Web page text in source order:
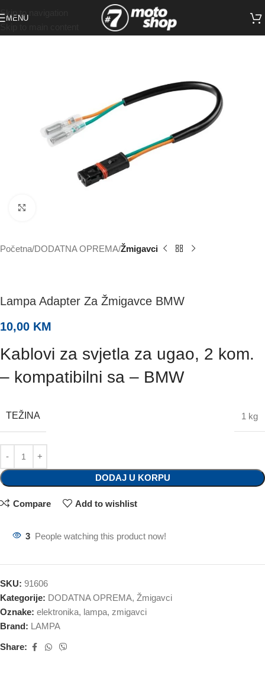
Skip to navigation
MENU
Početna DODATNA OPREMA Žmigavci
Lampa Adapter Za Žmigavce BMW
10,00 KM
Kablovi za svjetla za ugao, 2 kom.
– kompatibilni sa – BMW
TEŽINA 1 kg
DODAJ U KORPU
Compare Add to wishlist
3 People watching this product now!
SKU: 91606
Kategorije: DODATNA OPREMA, Žmigavci
Oznake: elektronika, lampa, zmigavci
Brand: LAMPA
Share: